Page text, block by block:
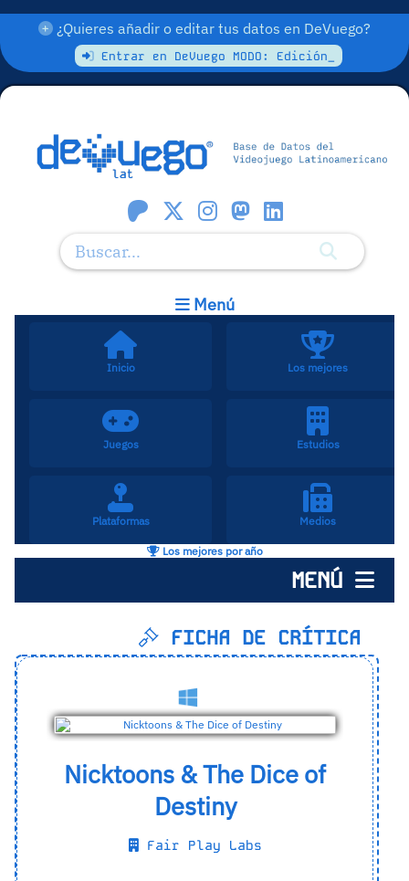
¿Quieres añadir o editar tus datos en DeVuego?
Entrar en DeVuego MODO: Edición_
Menú
Inicio Los mejores
Juegos Estudios
Plataformas Medios
Los mejores por año
MENÚ
FICHA DE CRÍTICA
Nicktoons & The Dice of
Destiny
Fair Play Labs